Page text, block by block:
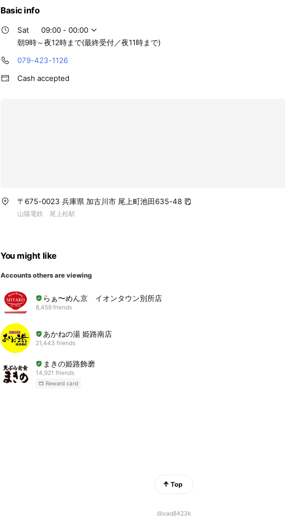
Basic info
Sat
09:00 - 00:00
朝9時～夜12時まで(最終受付／夜11時まで)
079-423-1126
Cash accepted
〒675-0023 兵庫県 加古川市 尾上町池田635-48
山陽電鉄 尾上松駅
You might like
Accounts others are viewing
らぁ〜めん京 イオンタウン別所店
8,459 friends
あかねの湯 姫路南店
21,443 friends
まきの姫路飾磨
14,921 friends
Reward card
Top
@yag8423k